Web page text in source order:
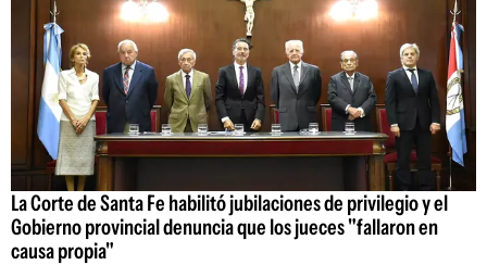
La Corte de Santa Fe habilitó jubilaciones de privilegio y el
Gobierno provincial denuncia que los jueces "fallaron en
causa propia"